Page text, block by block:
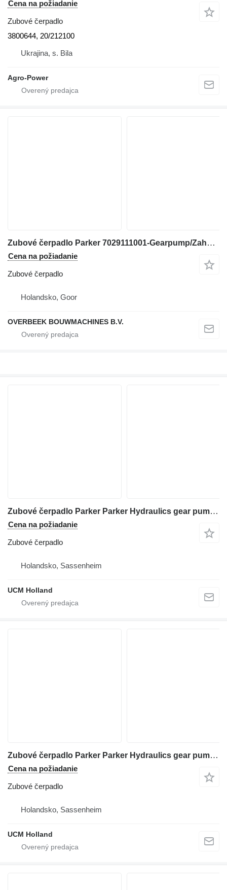
Cena na požiadanie
Zubové čerpadlo
3800644, 20/212100
Ukrajina, s. Bila
Agro-Power
Zubové čerpadlo Parker 7029111001-Gearpump/Zahnradpumpe/Tandwielpomp
Cena na požiadanie
Zubové čerpadlo
Holandsko, Goor
OVERBEEK BOUWMACHINES B.V.
Zubové čerpadlo Parker Parker Hydraulics gear pump na žeriava
Cena na požiadanie
Zubové čerpadlo
Holandsko, Sassenheim
UCM Holland
Zubové čerpadlo Parker Parker Hydraulics gear pump na žeriava
Cena na požiadanie
Zubové čerpadlo
Holandsko, Sassenheim
UCM Holland